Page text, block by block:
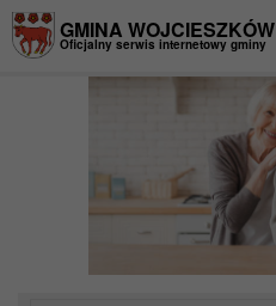
GMINA WOJCIESZKÓW
Oficjalny serwis internetowy gminy